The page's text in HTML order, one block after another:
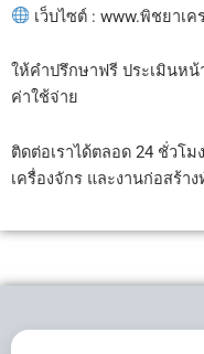
เว็บไซต์ : www.พิชยาเค
ให้คำปรึกษาฟรี ประเมินหน้
ค่าใช้จ่าย
ติดต่อเราได้ตลอด 24 ชั่วโ
เครื่องจักร และงานก่อสร้า